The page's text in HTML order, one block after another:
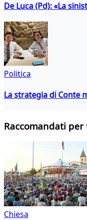
De Luca (Pd): «La
Politica
La strategia di Conte
Raccomandati per
Chiesa